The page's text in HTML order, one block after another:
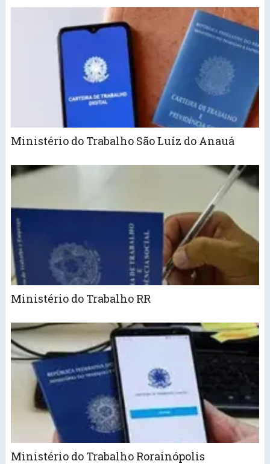
Ministério do Trabalho São Luíz do Anauá
Ministério do Trabalho RR
Ministério do Trabalho Rorainópolis